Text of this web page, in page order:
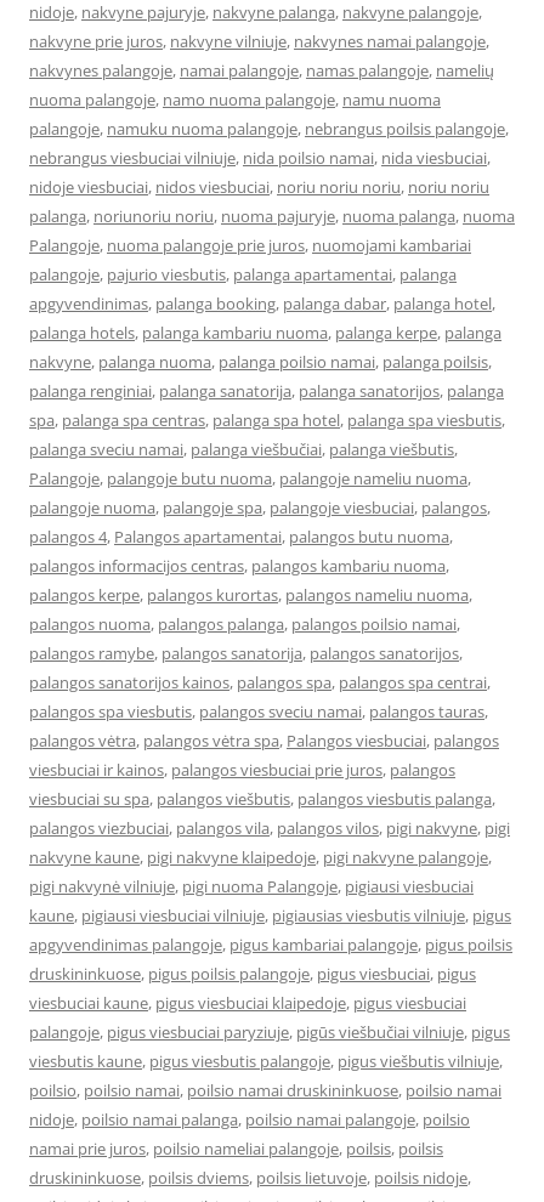
nidoje, nakvyne pajuryje, nakvyne palanga, nakvyne palangoje,
nakvyne prie juros, nakvyne vilniuje, nakvynes namai palangoje,
nakvynes palangoje, namai palangoje, namas palangoje, namelių
nuoma palangoje, namo nuoma palangoje, namu nuoma
palangoje, namuku nuoma palangoje, nebrangus poilsis palangoje,
nebrangus viesbuciai vilniuje, nida poilsio namai, nida viesbuciai,
nidoje viesbuciai, nidos viesbuciai, noriu noriu noriu, noriu noriu
palanga, noriunoriu noriu, nuoma pajuryje, nuoma palanga, nuoma
Palangoje, nuoma palangoje prie juros, nuomojami kambariai
palangoje, pajurio viesbutis, palanga apartamentai, palanga
apgyvendinimas, palanga booking, palanga dabar, palanga hotel,
palanga hotels, palanga kambariu nuoma, palanga kerpe, palanga
nakvyne, palanga nuoma, palanga poilsio namai, palanga poilsis,
palanga renginiai, palanga sanatorija, palanga sanatorijos, palanga
spa, palanga spa centras, palanga spa hotel, palanga spa viesbutis,
palanga sveciu namai, palanga viešbučiai, palanga viešbutis,
Palangoje, palangoje butu nuoma, palangoje nameliu nuoma,
palangoje nuoma, palangoje spa, palangoje viesbuciai, palangos,
palangos 4, Palangos apartamentai, palangos butu nuoma,
palangos informacijos centras, palangos kambariu nuoma,
palangos kerpe, palangos kurortas, palangos nameliu nuoma,
palangos nuoma, palangos palanga, palangos poilsio namai,
palangos ramybe, palangos sanatorija, palangos sanatorijos,
palangos sanatorijos kainos, palangos spa, palangos spa centrai,
palangos spa viesbutis, palangos sveciu namai, palangos tauras,
palangos vėtra, palangos vėtra spa, Palangos viesbuciai, palangos
viesbuciai ir kainos, palangos viesbuciai prie juros, palangos
viesbuciai su spa, palangos viešbutis, palangos viesbutis palanga,
palangos viezbuciai, palangos vila, palangos vilos, pigi nakvyne, pigi
nakvyne kaune, pigi nakvyne klaipedoje, pigi nakvyne palangoje,
pigi nakvynė vilniuje, pigi nuoma Palangoje, pigiausi viesbuciai
kaune, pigiausi viesbuciai vilniuje, pigiausias viesbutis vilniuje, pigus
apgyvendinimas palangoje, pigus kambariai palangoje, pigus poilsis
druskininkuose, pigus poilsis palangoje, pigus viesbuciai, pigus
viesbuciai kaune, pigus viesbuciai klaipedoje, pigus viesbuciai
palangoje, pigus viesbuciai paryziuje, pigūs viešbučiai vilniuje, pigus
viesbutis kaune, pigus viesbutis palangoje, pigus viešbutis vilniuje,
poilsio, poilsio namai, poilsio namai druskininkuose, poilsio namai
nidoje, poilsio namai palanga, poilsio namai palangoje, poilsio
namai prie juros, poilsio nameliai palangoje, poilsis, poilsis
druskininkuose, poilsis dviems, poilsis lietuvoje, poilsis nidoje,